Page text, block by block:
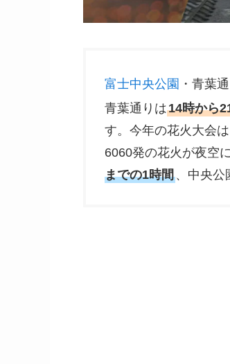
富士中央公園 ・青葉
青葉通りは14時から
す。今年の花火大会は
6060発の花火が夜空
までの1時間 、中央公